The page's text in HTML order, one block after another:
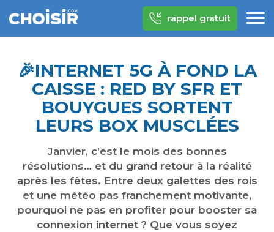
rappel gratuit
🎉​INTERNET 5G À FOND LA
CAISSE : RED BY SFR ET
BOUYGUES SORTENT
LEURS BOX MUSCLÉES
Janvier, c’est le mois des bonnes
résolutions… et du grand retour à la réalité
après les fêtes. Entre deux galettes des rois
et une météo pas franchement motivante,
pourquoi ne pas en profiter pour booster sa
connexion internet ? Que vous soyez